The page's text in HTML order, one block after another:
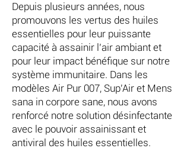
Depuis plusieurs années, nous
promouvons les vertus des huiles
essentielles pour leur puissante
capacité à assainir l’air ambiant et
pour leur impact bénéfique sur notre
système immunitaire. Dans les
modèles Air Pur 007, Sup'Air et Mens
sana in corpore sane, nous avons
renforcé notre solution désinfectante
avec le pouvoir assainissant et
antiviral des huiles essentielles.